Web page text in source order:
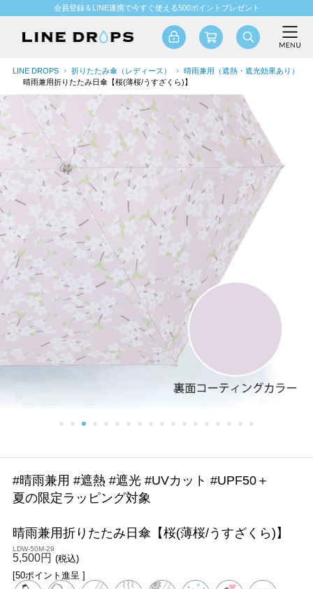
会員登録＆LINE連携で今すぐ使える500ポイントプレゼント
LINE DROPS 折りたたみ傘（レディース）
晴雨兼用（遮熱・遮光効果あり）
晴雨兼用折りたたみ日傘【桜(薄桜/うすざくら)】
#晴雨兼用 #遮熱 #遮光 #UVカット #UPF50＋
夏の限定ラッピング対象
晴雨兼用折りたたみ日傘【桜(薄桜/うすざくら)】
LDW-50M-29
5,500円 (税込)
[50ポイント進呈 ]